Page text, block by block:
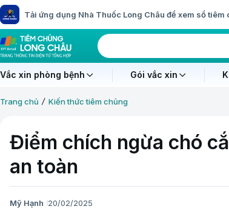
Tải ứng dụng Nhà Thuốc Long Châu để xem sổ tiêm
Vắc xin phòng bệnh Gói vắc xin
Trang chủ Kiến thức tiêm chủng
Điểm chích ngừa chó
an toàn
Mỹ Hạnh 20/02/2025